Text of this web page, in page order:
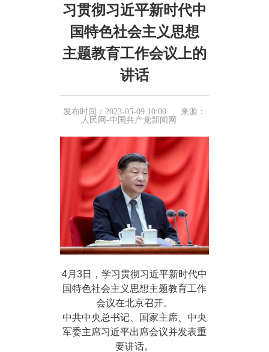
习贯彻习近平新时代中
国特色社会主义思想
主题教育工作会议上的
讲话
发布时间：2023-05-09 10:00
来源：
人民网-中国共产党新闻网
4月3日，学习贯彻习近平新时代中
国特色社会主义思想主题教育工作
会议在北京召开。
中共中央总书记、国家主席、中央
军委主席习近平出席会议并发表重
要讲话。